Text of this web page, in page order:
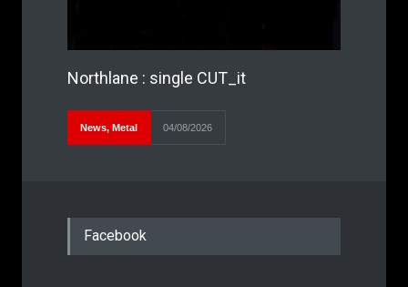
Northlane : single CUT_it
News, Metal 04/08/2026
Facebook